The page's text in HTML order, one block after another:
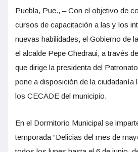
Puebla, Pue., – Con el objetivo de
cursos de capacitación a las y los
nuevas habilidades, el Gobierno de
el alcalde Pepe Chedraui, a través
que dirige la presidenta del
pone a disposición de la ciudadanía
los CECADE del municipio.
En el Dormitorio Municipal se
temporada “Delicias del mes de